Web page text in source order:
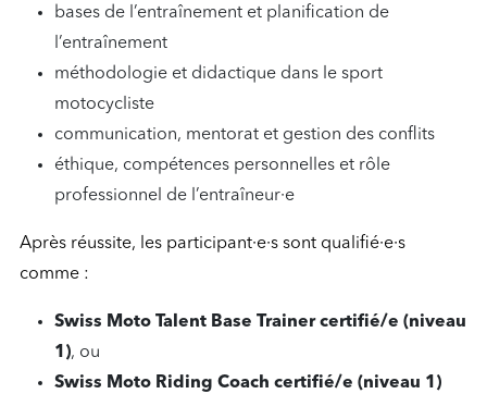
bases de l’entraînement et planification de
l’entraînement
méthodologie et didactique dans le sport
motocycliste
communication, mentorat et gestion des conflits
éthique, compétences personnelles et rôle
professionnel de l’entraîneur·e
Après réussite, les participant·e·s sont qualifié·e·s
comme :
Swiss Moto Talent Base Trainer certifié/e (niveau
1), ou
Swiss Moto Riding Coach certifié/e (niveau 1)